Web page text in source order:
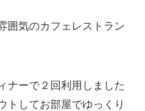
囲気のカフェレストラン
ナーで２回利用しました
トしてお部屋でゆっくり